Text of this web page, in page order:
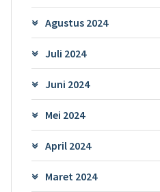
Agustus 2024
Juli 2024
Juni 2024
Mei 2024
April 2024
Maret 2024